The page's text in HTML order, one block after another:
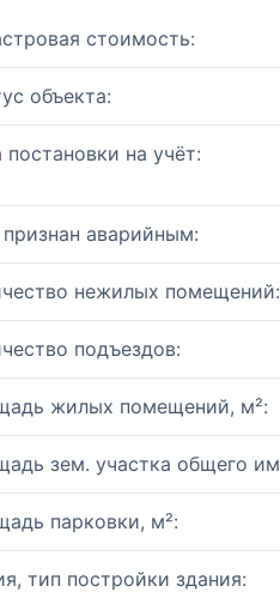
стоимость:
объекта:
постановки на учёт:
аварийным:
нежилых помещений:
подъездов:
жилых помещений, м²:
зем. участка общего
парковки, м²:
тип постройки здания: